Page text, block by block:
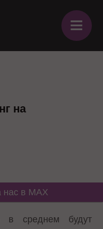
≡
на
в MAX
в среднем будут